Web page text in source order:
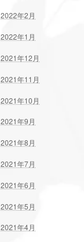
2022年2月
2022年1月
2021年12月
2021年11月
2021年10月
2021年9月
2021年8月
2021年7月
2021年6月
2021年5月
2021年4月